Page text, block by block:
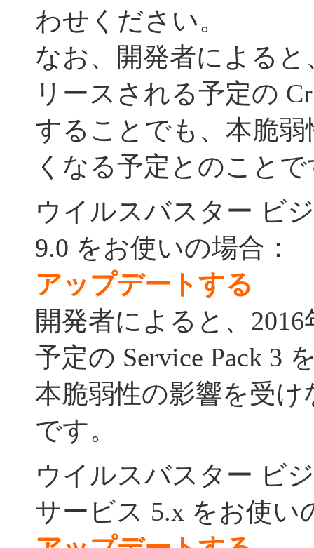
わせください。
なお、開発者によると
リースされる予定の
することでも、本脆
くなる予定とのことで
ウイルスバスター ビ
9.0 をお使いの場合：
アップデートする
開発者によると、
予定の Service Pack 3
本脆弱性の影響を受
です。
ウイルスバスター ビ
サービス 5.x をお使い